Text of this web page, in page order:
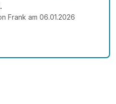
Frank am 06.01.2026